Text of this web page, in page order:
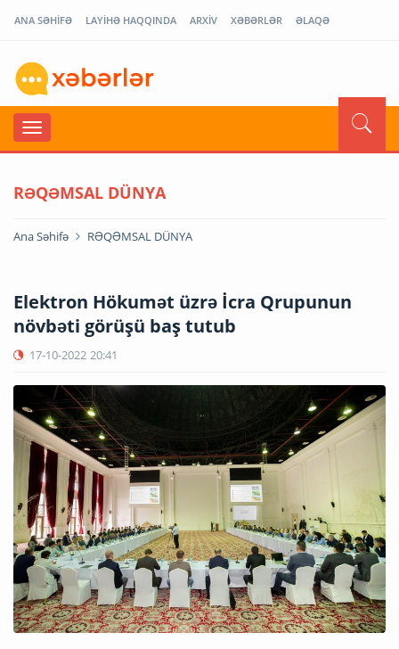
ANA SƏHİFƏ LAYİHƏ HAQQINDA ARXİV XƏBƏRLƏR ƏLAQƏ
RƏQƏMSAL DÜNYA
Ana Səhifə RƏQƏMSAL DÜNYA
Elektron Hökumət üzrə İcra Qrupunun
növbəti görüşü baş tutub
17-10-2022 20:41